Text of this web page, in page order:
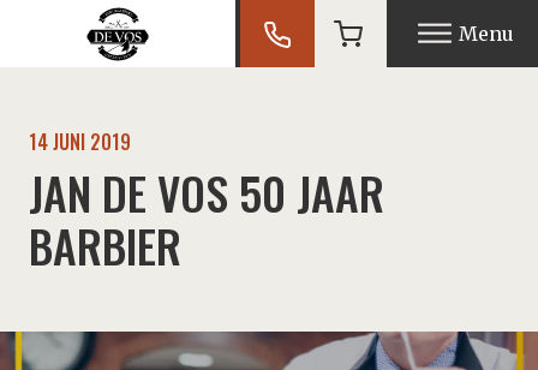
Menu
14 JUNI 2019
JAN DE VOS 50 JAAR
BARBIER